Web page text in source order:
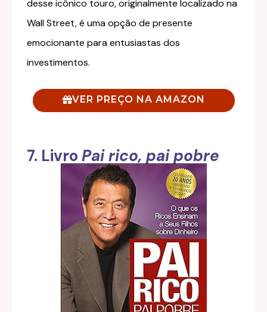
desse icônico touro, originalmente localizado na
Wall Street, é uma opção de presente
emocionante para entusiastas dos
investimentos.
VER PREÇO NA AMAZON
7. Livro Pai rico, pai pobre